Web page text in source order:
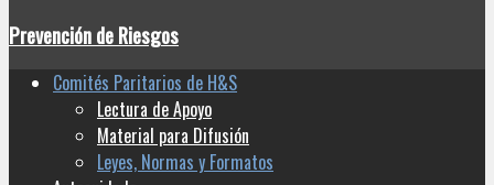
Prevención de Riesgos
Comités Paritarios de H&S
Lectura de Apoyo
Material para Difusión
Leyes, Normas y Formatos